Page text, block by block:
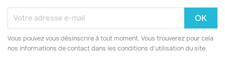
Vous pouvez vous désinscrire à tout moment. Vous trouverez pour cela
nos informations de contact dans les conditions d'utilisation du site.